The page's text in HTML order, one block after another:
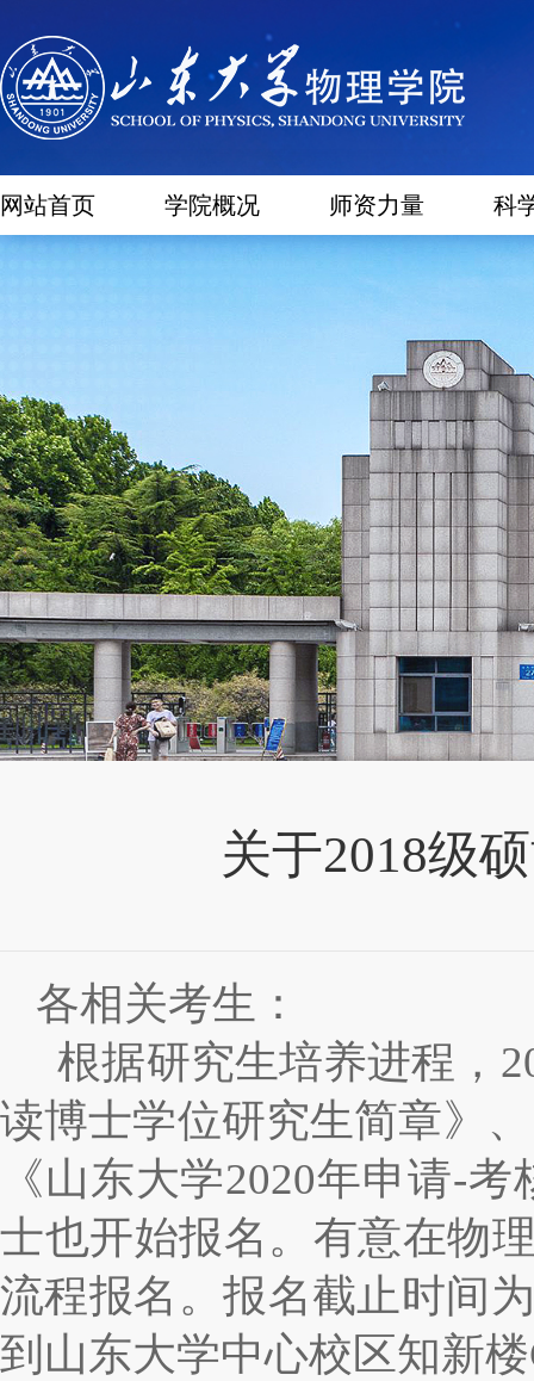
网站首页 学院概况 师资力量 科
关于2018级
各相关考生：
根据研究生培养进程，
读博士学位研究生简章》
《山东大学2020年申请-
士也开始报名。有意在物
流程报名。报名截止时间
到山东大学中心校区知新